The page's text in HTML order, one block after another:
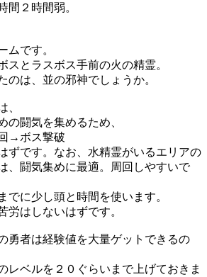
間２時間弱。
ムです。
スとラスボス手前の火の精霊。
のは、並の邪神でしょうか。
、
の闘気を集めるため、
→ボス撃破
ずです。なお、水精霊がいるエリアの
、闘気集めに最適。周回しやすいで
でに少し頭と時間を使います。
労はしないはずです。
勇者は経験値を大量ゲットできるの
レベルを２０ぐらいまで上げておきま